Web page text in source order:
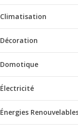
Climatisation
Décoration
Domotique
Électricité
Énergies